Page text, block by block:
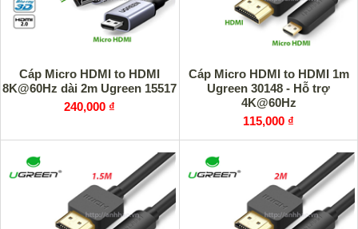
Cáp Micro HDMI to HDMI
8K@60Hz dài 2m Ugreen 15517
240,000 ₫
Cáp Micro HDMI to HDMI 1m
Ugreen 30148 - Hỗ trợ
4K@60Hz
115,000 ₫